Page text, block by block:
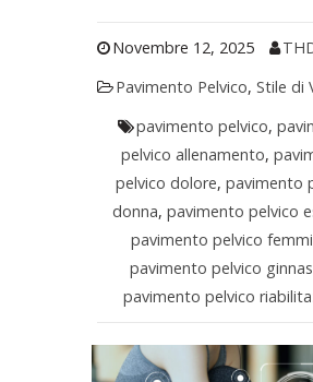
Novembre 12, 2025
Pavimento Pelvico, Stile di
pavimento pelvico,
pelvico allenamento,
pelvico dolore, pavimento
donna,pavimento pelvico
pavimento pelvico
pavimento pelvico
pavimento pelvico